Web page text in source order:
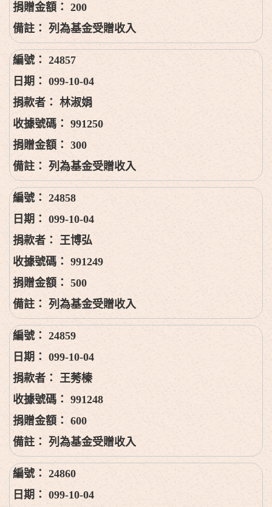
200
列為基金受贈收入
24857
099-10-04
林淑娟
991250
300
列為基金受贈收入
24858
099-10-04
王博弘
991249
500
列為基金受贈收入
24859
099-10-04
王莠榛
991248
600
列為基金受贈收入
24860
099-10-04